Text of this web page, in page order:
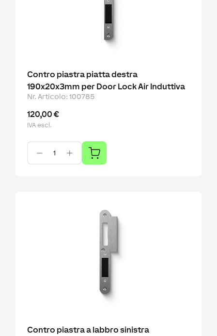
Contro piastra piatta destra
190x20x3mm per Door Lock Air Induttiva
Nr. Articolo: 100785
120,00 €
IVA escl.
Contro piastra a labbro sinistra